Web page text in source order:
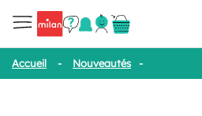
Accueil - Nouveautés -